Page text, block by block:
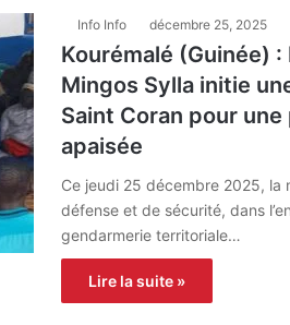
Info Info décembre 25, 2025
Kourémalé (Guinée) :
Mingos Sylla initie
Saint Coran pour
apaisée
Ce jeudi 25 décembre 2025, la
défense et de sécurité, dans
gendarmerie territoriale…
Lire la suite »